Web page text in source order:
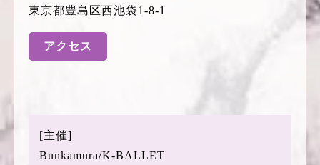
東京都豊島区西池袋1-8-1
アクセス
[主催]
Bunkamura/K-BALLET